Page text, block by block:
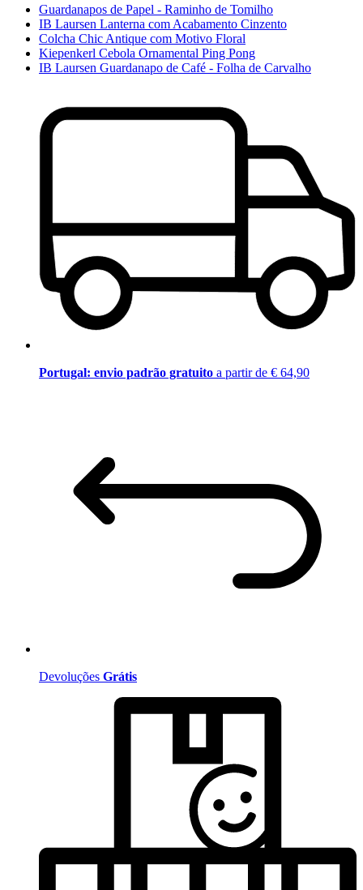
Guardanapos de Papel - Raminho de Tomilho
IB Laursen Lanterna com Acabamento Cinzento
Colcha Chic Antique com Motivo Floral
Kiepenkerl Cebola Ornamental Ping Pong
IB Laursen Guardanapo de Café - Folha de Carvalho
Portugal: envio padrão gratuito a partir de € 64,90
Devoluções Grátis